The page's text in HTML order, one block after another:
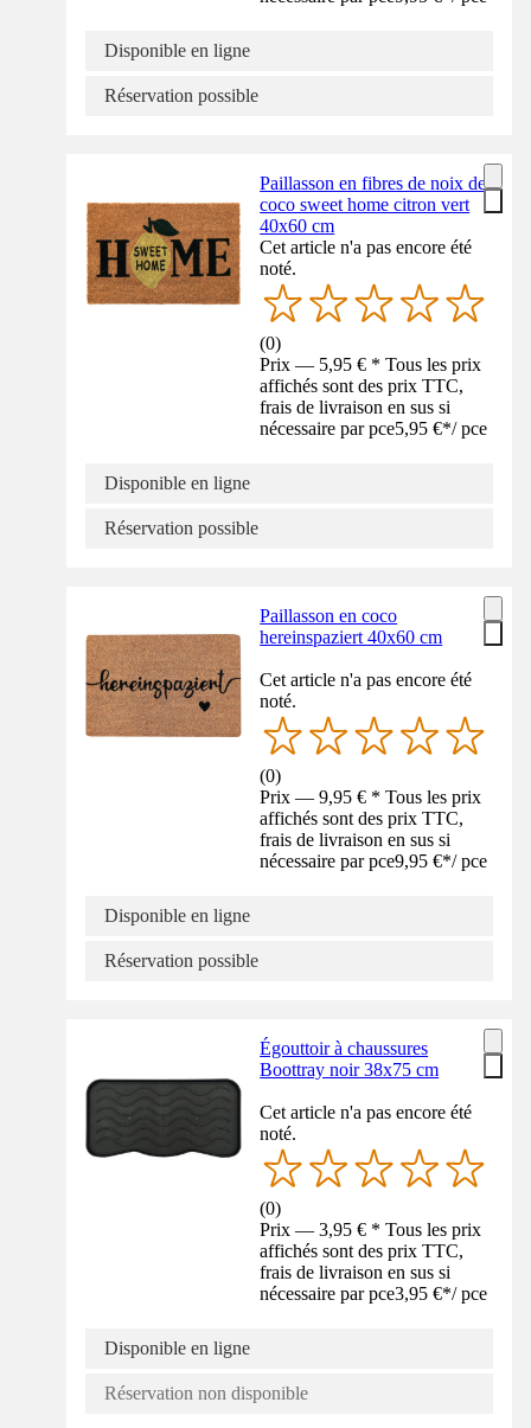
Disponible en ligne
Réservation possible
Paillasson en fibres de noix de
coco sweet home citron vert
40x60 cm
Cet article n'a pas encore été
noté.
(0)
Prix — 5,95 € * Tous les prix
affichés sont des prix TTC,
frais de livraison en sus si
nécessaire par pce5,95 €*/ pce
Disponible en ligne
Réservation possible
Paillasson en coco
hereinspaziert 40x60 cm
Cet article n'a pas encore été
noté.
(0)
Prix — 9,95 € * Tous les prix
affichés sont des prix TTC,
frais de livraison en sus si
nécessaire par pce9,95 €*/ pce
Disponible en ligne
Réservation possible
Égouttoir à chaussures
Boottray noir 38x75 cm
Cet article n'a pas encore été
noté.
(0)
Prix — 3,95 € * Tous les prix
affichés sont des prix TTC,
frais de livraison en sus si
nécessaire par pce3,95 €*/ pce
Disponible en ligne
Réservation non disponible